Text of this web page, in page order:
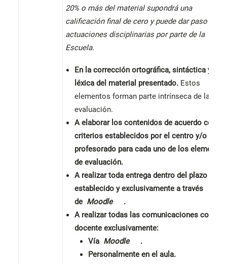
20% o más del material supondrá una
calificación final de cero y puede dar paso a
actuaciones disciplinarias por parte de la
Escuela.
En la corrección ortográfica, sintáctica y
léxica del material presentado. Estos
elementos forman parte intrínseca de la
evaluación.
A elaborar los contenidos de acuerdo con
criterios establecidos por el centro y/o el
profesorado para cada uno de los elementos
de evaluación.
A realizar toda entrega dentro del plazo
establecido y exclusivamente a través
de Moodle
.
A realizar todas las comunicaciones con el/
docente exclusivamente:
Vía Moodle
.
Personalmente en el aula.